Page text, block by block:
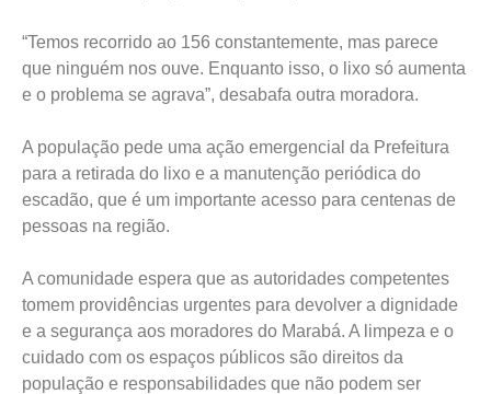
“Temos recorrido ao 156 constantemente, mas parece
que ninguém nos ouve. Enquanto isso, o lixo só aumenta
e o problema se agrava”, desabafa outra moradora.
A população pede uma ação emergencial da Prefeitura
para a retirada do lixo e a manutenção periódica do
escadão, que é um importante acesso para centenas de
pessoas na região.
A comunidade espera que as autoridades competentes
tomem providências urgentes para devolver a dignidade
e a segurança aos moradores do Marabá. A limpeza e o
cuidado com os espaços públicos são direitos da
população e responsabilidades que não podem ser